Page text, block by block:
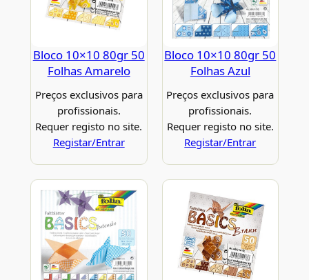
Bloco 10×10 80gr 50
Folhas Amarelo
Preços exclusivos para
profissionais.
Requer registo no site.
Registar/Entrar
Bloco 10×10 80gr 50
Folhas Azul
Preços exclusivos para
profissionais.
Requer registo no site.
Registar/Entrar